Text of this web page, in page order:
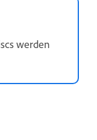
werden